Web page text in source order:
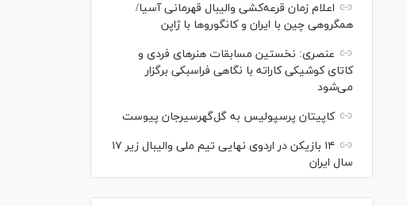
اعلام زمان قرعه‌کشی والیبال قهرمانی آسیا/
همگروهی چین با ایران و کانگورو‌ها با ژاپن
عنصری: نخستین مسابقات هنر‌های فردی و
کاتای کوشیکی کاراته با نگاهی فراسبکی برگزار
می‌شود
کاپیتان پرسپولیس به گل‌گهرسیرجان پیوست
۱۴ بازیکن در اردوی نهایی تیم ملی والیبال زیر ۱۷
سال ایران